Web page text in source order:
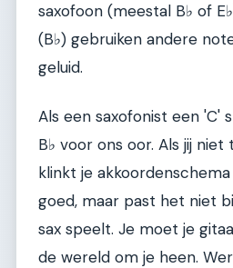
saxofoon (meestal B♭ of
(B♭) gebruiken andere
geluid.
Als een saxofonist een 'C'
B♭ voor ons oor. Als jij
klinkt je
goed, maar past het niet
sax speelt. Je moet je
de wereld om je heen.